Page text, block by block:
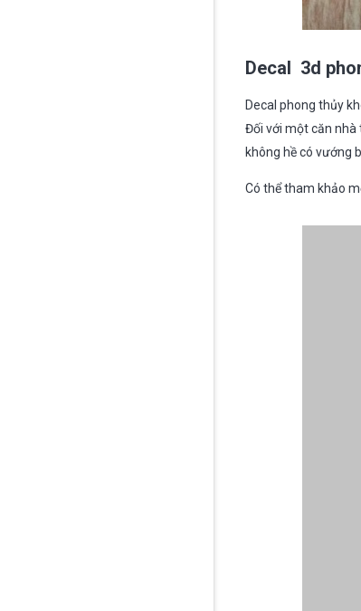
Decal 3d
Decal phong thủy
Đối với một căn nhà
không hề có vướng
Có thể tham khảo